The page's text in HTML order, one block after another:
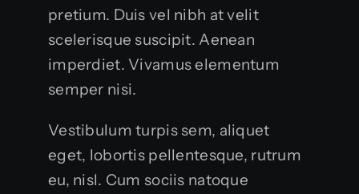
pretium. Duis vel nibh at velit
scelerisque suscipit. Aenean
imperdiet. Vivamus elementum
semper nisi.
Vestibulum turpis sem, aliquet
eget, lobortis pellentesque, rutrum
eu, nisl. Cum sociis natoque